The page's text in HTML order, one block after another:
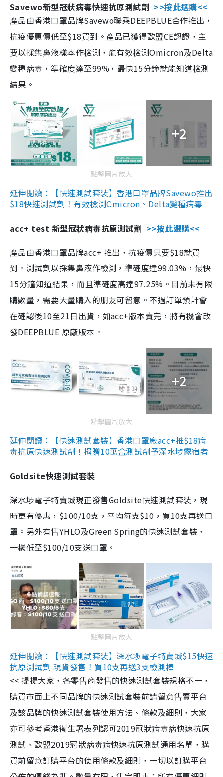
Savewo新型冠狀病毒快速抗原測試劑 >>按此選購<<
產品由香港口罩品牌Savewo聯乘DEEPBLUE合作推出，
抗疫優惠價低至$18買到。產品已獲得歐盟CE認證，主
要以採集鼻液樣本作檢測，能有效檢測Omicron及Delta
變種病毒，準確度達至99%，最快15分鐘就能知道檢測
結果。
+2
點擊圖片放大
延伸閱讀：【快速測試套裝】香港口罩品牌Savewo推出
$18快速測試劑！有效檢測Omicron、Delta變種病毒
acc+ test 新型冠狀病毒抗原測試劑 >>按此選購<<
產品由香港口罩品牌acc+ 推出，抗疫價只要$18就買
到。測試劑以採集鼻液作檢測，準確度達99.03%，最快
15分鐘知道結果，而且準確度高達97.25%。目前未有限
購數量，需要大量購入的朋友可留意。不過訂單預計會
在確認後10至21日出貨，如acc+版本賣完，將有機會改
發DEEPBLUE 原廠版本。
+2
點擊圖片放大
延伸閱讀：【快速測試套裝】香港口罩廠acc+推$18病
毒抗原快速測試劑！捐贈10萬盒測試劑予深水埗露宿者
Goldsite快速測試套裝
深水埗電子特賣城現正發售Goldsite快速測試套裝，現
時更有優惠，$100/10支，平均每支$10，買10支再送口
罩。另外有售YHLO及Green Spring的快速測試套裝，
一樣低至$100/10支送口罩。
點擊圖片放大
延伸閱讀：【快速測試套裝】深水埗電子特賣城$15快速
抗原測試劑 現貨發售！買10支再送3支檢測棒
<< 提提大家，各零售商發售的快速測試套裝規格不一，
購買市面上不同品牌的快速測試套裝前請留意售賣平台
及該品牌的快速測試套裝使用方法、條款及細則，大家
亦可參考香港衞生署表列認可2019冠狀病毒病快速抗原
測試、歐盟2019冠狀病毒病快速抗原測試通用名單，購
買前留意訂購平台的使用條款及細則，一切以訂購平台